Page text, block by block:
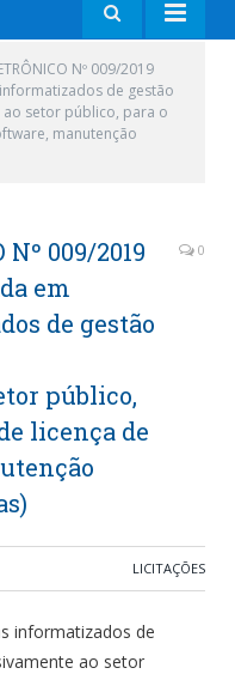
Nº 009/2019
de gestão
setor público, para o
manutenção
Nº 009/2019
em
de gestão
público,
licença de
0
LICITAÇÕES
informatizados de
ao setor